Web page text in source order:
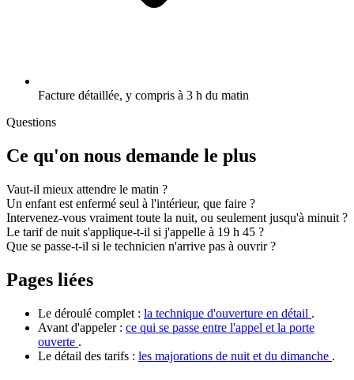
Facture détaillée, y compris à 3 h du matin
Questions
Ce qu'on nous demande le plus
Vaut-il mieux attendre le matin ?
Un enfant est enfermé seul à l'intérieur, que faire ?
Intervenez-vous vraiment toute la nuit, ou seulement jusqu'à minuit ?
Le tarif de nuit s'applique-t-il si j'appelle à 19 h 45 ?
Que se passe-t-il si le technicien n'arrive pas à ouvrir ?
Pages liées
Le déroulé complet : la technique d'ouverture en détail .
Avant d'appeler : ce qui se passe entre l'appel et la porte
ouverte .
Le détail des tarifs : les majorations de nuit et du dimanche .